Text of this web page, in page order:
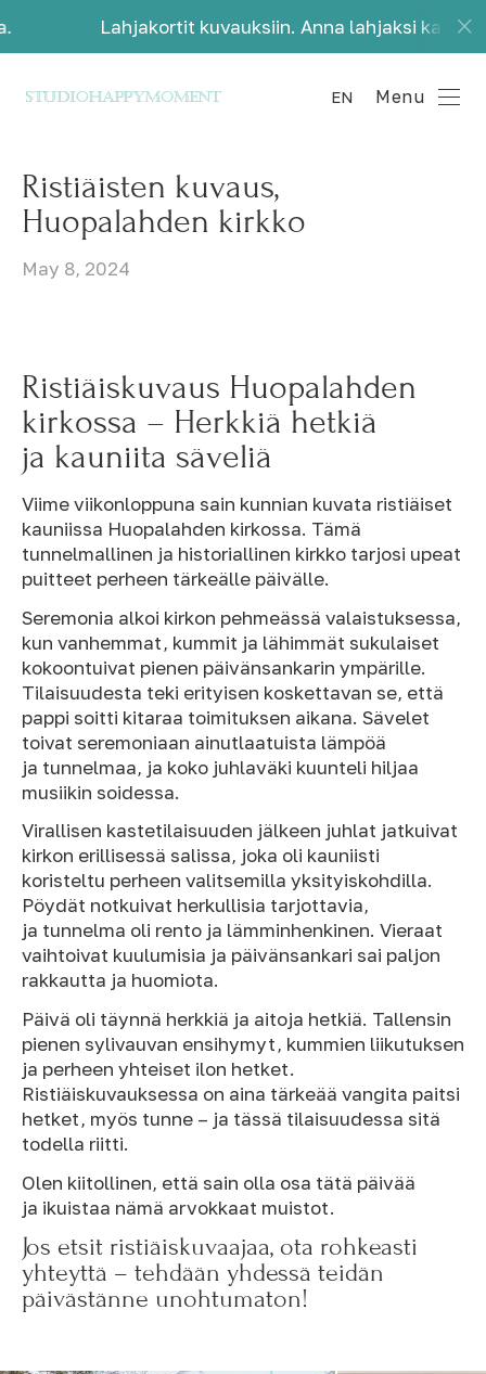
Lahjakortit kuvauksiin. Anna lahjaksi kauniita
EN Menu
Ristiäisten kuvaus,
Huopalahden kirkko
May 8, 2024
Ristiäiskuvaus Huopalahden
kirkossa – Herkkiä hetkiä
ja kauniita säveliä
Viime viikonloppuna sain kunnian kuvata ristiäiset
kauniissa Huopalahden kirkossa. Tämä
tunnelmallinen ja historiallinen kirkko tarjosi upeat
puitteet perheen tärkeälle päivälle.
Seremonia alkoi kirkon pehmeässä valaistuksessa,
kun vanhemmat, kummit ja lähimmät sukulaiset
kokoontuivat pienen päivänsankarin ympärille.
Tilaisuudesta teki erityisen koskettavan se, että
pappi soitti kitaraa toimituksen aikana. Sävelet
toivat seremoniaan ainutlaatuista lämpöä
ja tunnelmaa, ja koko juhlaväki kuunteli hiljaa
musiikin soidessa.
Virallisen kastetilaisuuden jälkeen juhlat jatkuivat
kirkon erillisessä salissa, joka oli kauniisti
koristeltu perheen valitsemilla yksityiskohdilla.
Pöydät notkuivat herkullisia tarjottavia,
ja tunnelma oli rento ja lämminhenkinen. Vieraat
vaihtoivat kuulumisia ja päivänsankari sai paljon
rakkautta ja huomiota.
Päivä oli täynnä herkkiä ja aitoja hetkiä. Tallensin
pienen sylivauvan ensihymyt, kummien liikutuksen
ja perheen yhteiset ilon hetket.
Ristiäiskuvauksessa on aina tärkeää vangita paitsi
hetket, myös tunne – ja tässä tilaisuudessa sitä
todella riitti.
Olen kiitollinen, että sain olla osa tätä päivää
ja ikuistaa nämä arvokkaat muistot.
Jos etsit ristiäiskuvaajaa, ota rohkeasti
yhteyttä – tehdään yhdessä teidän
päivästänne unohtumaton!